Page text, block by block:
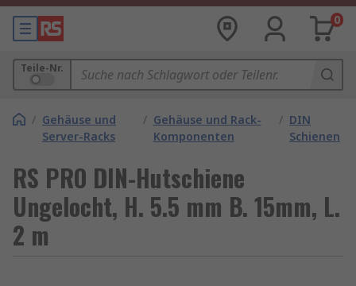
0
Teile-Nr.
/ Gehäuse und
Server-Racks
/ Gehäuse und Rack-
Komponenten
/ DIN
Schienen
RS PRO DIN-Hutschiene
Ungelocht, H. 5.5 mm B. 15mm, L.
2 m